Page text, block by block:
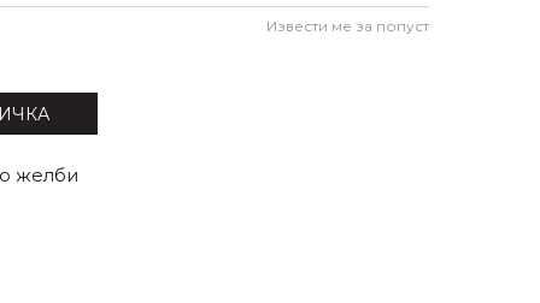
Извести ме за попуст
желби